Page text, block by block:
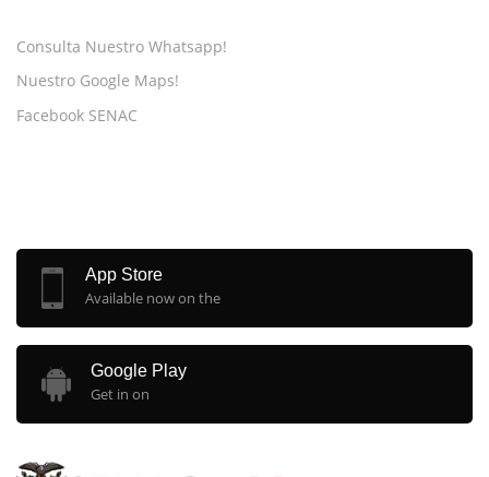
Consulta Nuestro Whatsapp!
Nuestro Google Maps!
Facebook SENAC
App Store
Available now on the
Google Play
Get in on